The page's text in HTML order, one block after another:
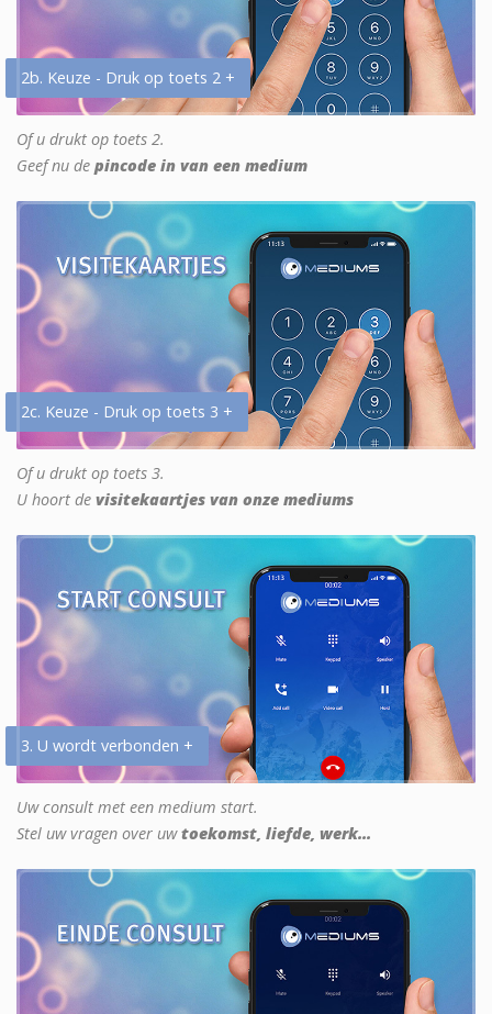
2b. Keuze - Druk op toets 2 +
Of u drukt op toets 2.
Geef nu de pincode in van een medium
2c. Keuze - Druk op toets 3 +
Of u drukt op toets 3.
U hoort de visitekaartjes van onze mediums
3. U wordt verbonden +
Uw consult met een medium start.
Stel uw vragen over uwtoekomst, liefde, werk...